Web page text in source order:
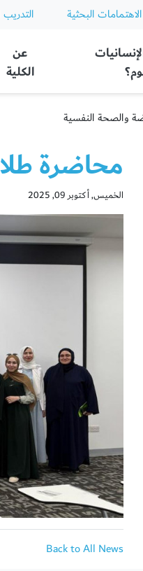
الاهتمامات البحثية
عن
الكلية
والصحة النفسية
محاضرة
الخميس, أكتوبر 09, 2025
Back to All News